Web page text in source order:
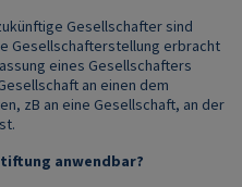
Gesellschafter sind
Gesellschafterstellung erbracht
eines Gesellschafters
an einen dem
zB an eine Gesellschaft, an der
anwendbar?